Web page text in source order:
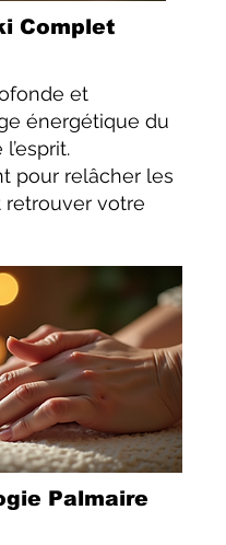
Complet
et
énergétique du
pour relâcher les
retrouver votre
Palmaire